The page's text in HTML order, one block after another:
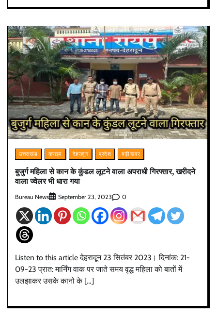
उत्तराखंड क्राइम देहरादून प्रदेश बड़ी खबर
बुजुर्ग महिला से कान के कुंडल लूटने वाला अपराधी गिरफ्तार, खरीदने
वाला ज्वेलर भी धारा गया
Bureau News September 23, 2023 0
Listen to this article देहरादून 23 सितंबर 2023। दिनांक: 21-
09-23 प्रात: मार्निंग वाक पर जाते समय वृद्ध महिला को बातों में
उलझाकर उसके कानो के […]